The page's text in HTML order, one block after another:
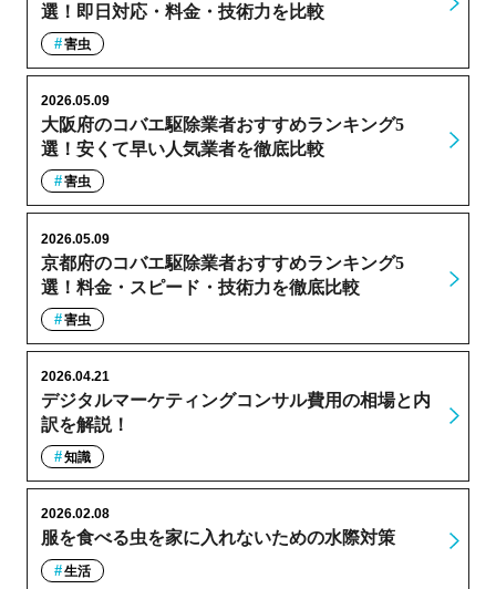
選！即日対応・料金・技術力を比較
害虫
大阪府のコバエ駆除業者おすすめランキング5
選！安くて早い人気業者を徹底比較
2026.05.09
害虫
京都府のコバエ駆除業者おすすめランキング5
選！料金・スピード・技術力を徹底比較
2026.05.09
害虫
デジタルマーケティングコンサル費用の相場と内
訳を解説！
2026.04.21
知識
服を食べる虫を家に入れないための水際対策
2026.02.08
生活